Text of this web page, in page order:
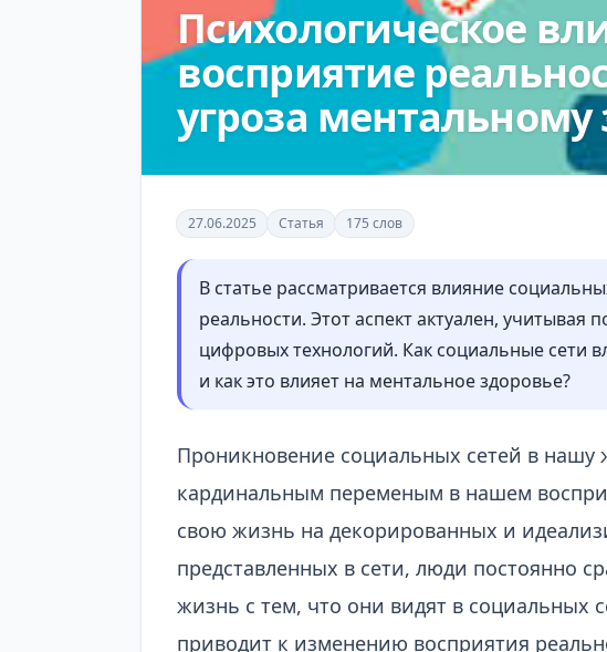
Психологическое
восприятие
угроза
27.06.2025 Статья 175 слов
В статье рассматривается влияние
реальности. Этот аспект актуален,
цифровых технологий. Как социальные сети
и как это влияет на ментальное здоровье?
Проникновение социальных сетей в нашу
кардинальным переменым в нашем
свою жизнь на декорированных и
представленных в сети, люди постоянно
жизнь с тем, что они видят в социальных
приводит к изменению восприятия